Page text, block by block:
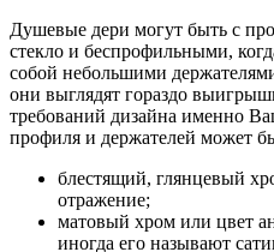
Душевые дери могут быть с
стекло и беспрофильными,
собой небольшими
они выглядят гораздо
требований дизайна именно
профиля и держателей может
блестящий, глянцевый
отражение;
матовый хром или цвет
иногда его называют